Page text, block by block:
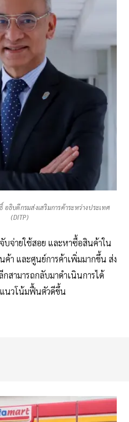
อธิบดีกรมส่งเสริมการค้าระหว่างประเทศ
(DITP)
จ่ายใช้สอย และหาซื้อสินค้าใน
ค้า และศูนย์การค้าเพิ่มมากขึ้น ส่ง
สามารถกลับมาดำเนินการได้
นวโน้มฟื้นตัวดีขึ้น